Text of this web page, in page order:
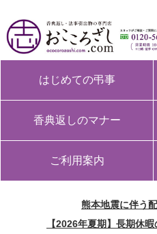
はじめての弔事
香典返しのマナー
ご利用案内
熊本地震に伴う
【2026年夏期】長期休